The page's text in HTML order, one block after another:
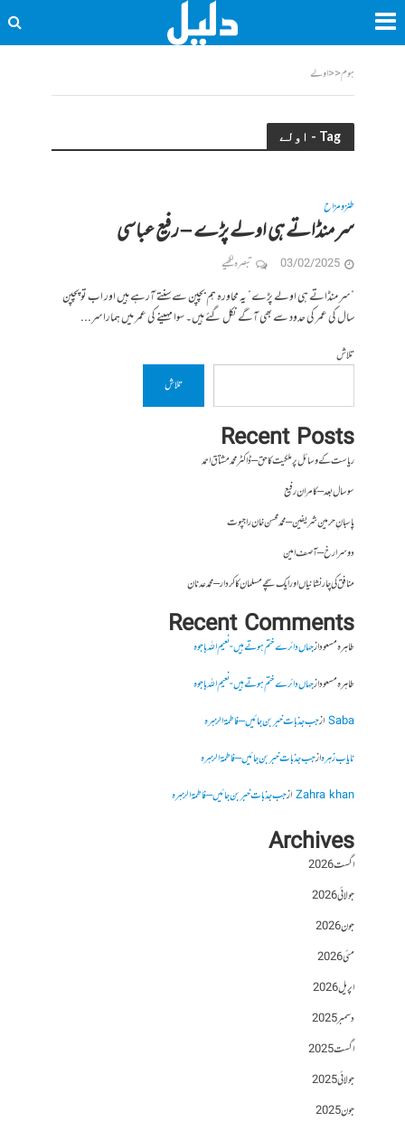
ہوم<<اولے
Tag - اولے
طنز و مزاح
سر منڈاتے ہی اولے پڑے – رفیع عباسی
03/02/2025 تبصرہ لکھیے
” سر منڈاتے ہی اولے پڑے” یہ محاورہ ہم بچپن سے سنتے آرہے ہیں اور اب تو پچپن
سال کی عمر کی حدود سے بھی آگے نکل گئے ہیں۔ سوا مہینے کی عمر میں ہمارا سر...
تلاش
تلاش
Recent Posts
ریاست کے وسائل پر ملکیت کا حق – ڈاکٹر محمد مشتاق احمد
سو سال بعد – کامران رفیع
پاسبانِ حرمین شریفین – محمد محسن خان راجپوت
دوسرا رخ – آصف امین
منافق کی چار نشانیاں اور ایک سچے مسلمان کا کردار – محمد عدنان
Recent Comments
طاہرہ مسعودازجہاں دائرے ختم ہوتے ہیں- نعیم اللہ باجوہ
طاہرہ مسعودازجہاں دائرے ختم ہوتے ہیں- نعیم اللہ باجوہ
Sabaازجب جذبات خبر بن جائیں – فاطمۃالزہرہ
نایاب زہرہازجب جذبات خبر بن جائیں – فاطمۃالزہرہ
Zahra khanازجب جذبات خبر بن جائیں – فاطمۃالزہرہ
Archives
اگست 2026
جولائی 2026
جون 2026
مئی 2026
اپریل 2026
دسمبر 2025
اگست 2025
جولائی 2025
جون 2025